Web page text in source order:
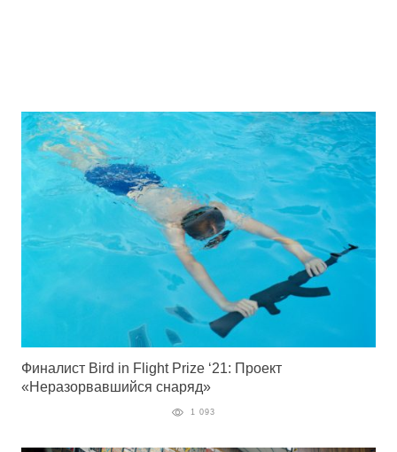
Финалист Bird in Flight Prize ‘21: Проект
«Неразорвавшийся снаряд»
1 093